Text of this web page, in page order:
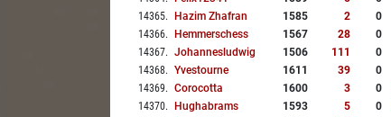
14365. Hazim Zhafran 1585 2
0
14366. Hemmerschess 1567 28
0
14367. Johannesludwig 1506 111
0
14368. Yvestourne 1611 39
0
14369. Corocotta 1600 3
0
14370. Hughabrams 1593 5
0